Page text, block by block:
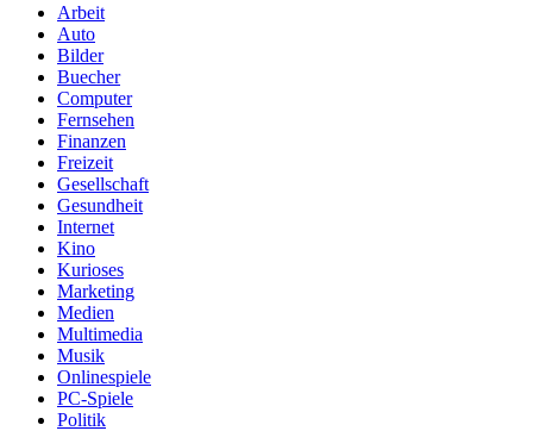
Arbeit
Auto
Bilder
Buecher
Computer
Fernsehen
Finanzen
Freizeit
Gesellschaft
Gesundheit
Internet
Kino
Kurioses
Marketing
Medien
Multimedia
Musik
Onlinespiele
PC-Spiele
Politik